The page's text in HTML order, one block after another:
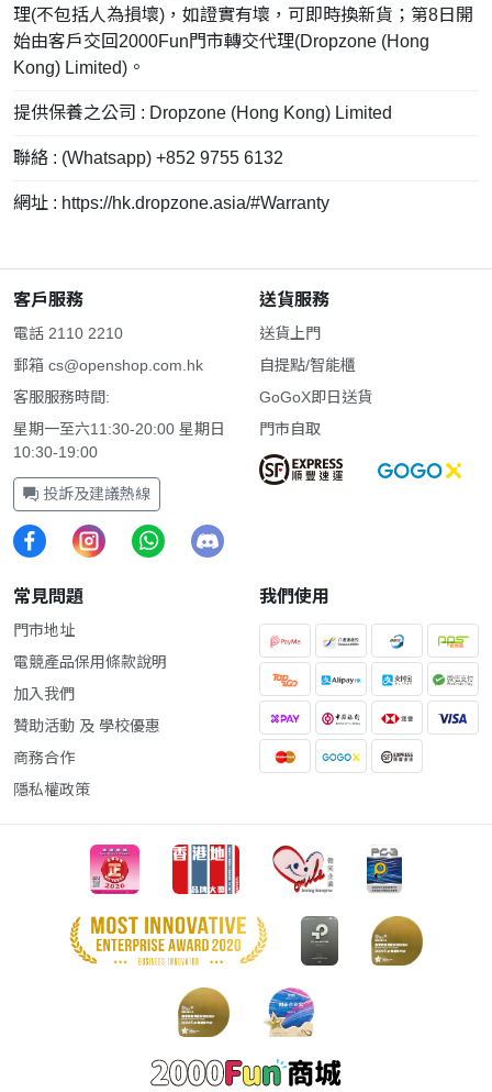
理(不包括人為損壞)，如證實有壞，可即時換新貨；第8日開
始由客戶交回2000Fun門市轉交代理(Dropzone (Hong
Kong) Limited)。
提供保養之公司 : Dropzone (Hong Kong) Limited
聯絡 : (Whatsapp) +852 9755 6132
網址 : https://hk.dropzone.asia/#Warranty
客戶服務
電話 2110 2210
郵箱 cs@openshop.com.hk
客服服務時間:
星期一至六11:30-20:00 星期日
10:30-19:00
投訴及建議熱線
送貨服務
送貨上門
自提點/智能櫃
GoGoX即日送貨
門市自取
常見問題
門市地址
電競產品保用條款說明
加入我們
贊助活動 及 學校優惠
商務合作
隱私權政策
我們使用